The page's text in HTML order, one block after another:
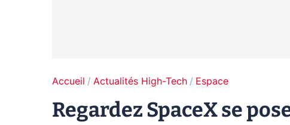
Accueil Actualités High-Tech Espace
Regardez SpaceX se